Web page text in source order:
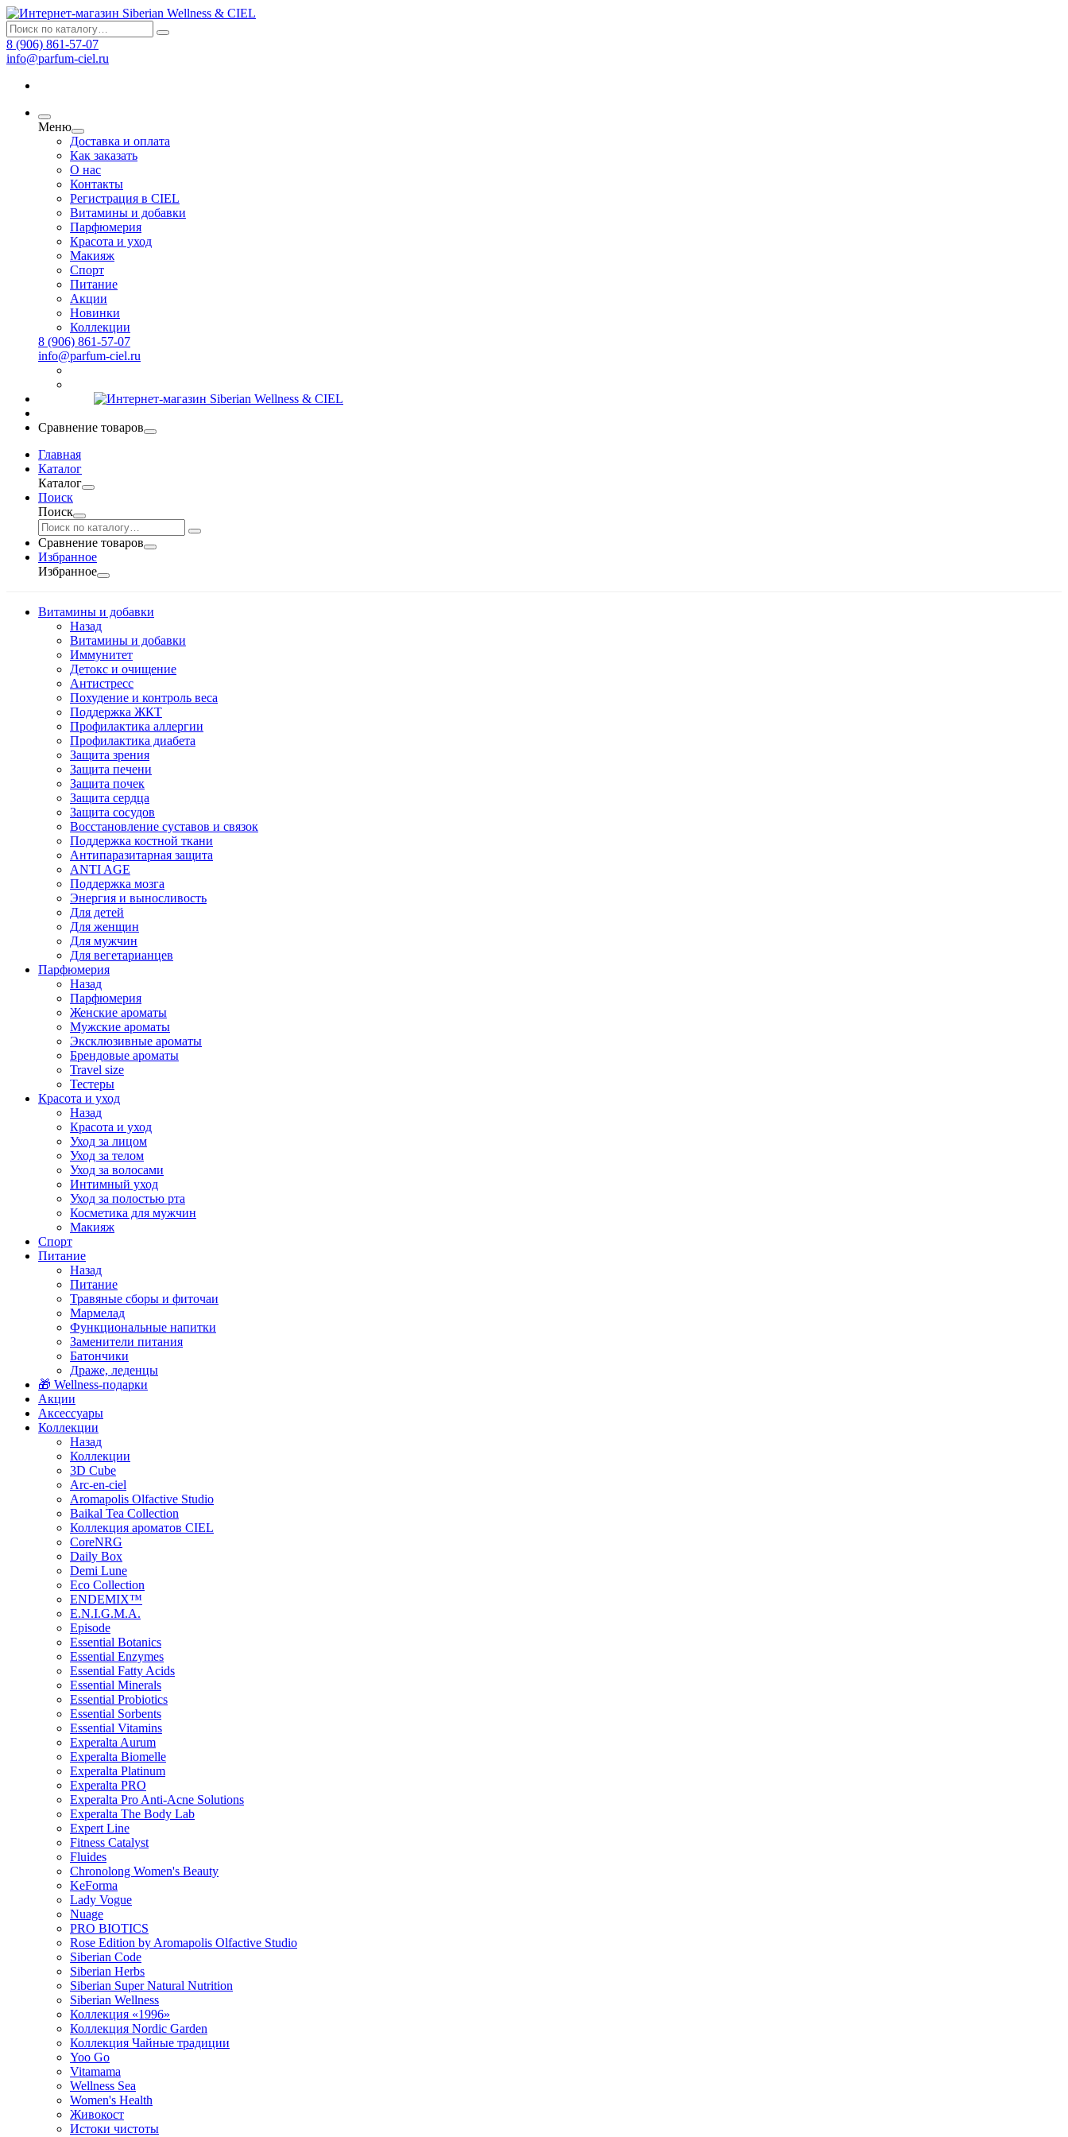
8 (906) 861-57-07
info@parfum-ciel.ru
Меню
Доставка и оплата
Как заказать
О нас
Контакты
Регистрация в CIEL
Витамины и добавки
Парфюмерия
Красота и уход
Макияж
Спорт
Питание
Акции
Новинки
Коллекции
8 (906) 861-57-07
info@parfum-ciel.ru
Сравнение товаров
Главная
Каталог
Каталог
Поиск
Поиск
Сравнение товаров
Избранное
Избранное
Витамины и добавки
Назад
Витамины и добавки
Иммунитет
Детокс и очищение
Антистресс
Похудение и контроль веса
Поддержка ЖКТ
Профилактика аллергии
Профилактика диабета
Защита зрения
Защита печени
Защита почек
Защита сердца
Защита сосудов
Восстановление суставов и связок
Поддержка костной ткани
Антипаразитарная защита
ANTI AGE
Поддержка мозга
Энергия и выносливость
Для детей
Для женщин
Для мужчин
Для вегетарианцев
Парфюмерия
Назад
Парфюмерия
Женские ароматы
Мужские ароматы
Эксклюзивные ароматы
Брендовые ароматы
Travel size
Тестеры
Красота и уход
Назад
Красота и уход
Уход за лицом
Уход за телом
Уход за волосами
Интимный уход
Уход за полостью рта
Косметика для мужчин
Макияж
Спорт
Питание
Назад
Питание
Травяные сборы и фиточаи
Мармелад
Функциональные напитки
Заменители питания
Батончики
Драже, леденцы
🎁 Wellness-подарки
Акции
Аксессуары
Коллекции
Назад
Коллекции
3D Cube
Arc-en-ciel
Aromapolis Olfactive Studio
Baikal Tea Collection
Коллекция ароматов CIEL
СoreNRG
Daily Box
Demi Lune
Eco Collection
ENDEMIX™
E.N.I.G.M.A.
Episode
Essential Botanics
Essential Enzymes
Essential Fatty Acids
Essential Minerals
Essential Probiotics
Essential Sorbents
Essential Vitamins
Experalta Aurum
Experalta Biomelle
Experalta Platinum
Experalta PRO
Experalta Pro Anti-Acne Solutions
Experalta The Body Lab
Expert Line
Fitness Catalyst
Fluides
Chronolong Women's Beauty
KeForma
Lady Vogue
Nuage
PRO BIOTICS
Rose Edition by Aromapolis Olfactive Studio
Siberian Code
Siberian Herbs
Siberian Super Natural Nutrition
Siberian Wellness
Коллекция «1996»
Коллекция Nordic Garden
Коллекция Чайные традиции
Yoo Go
Vitamama
Wellness Sea
Women's Health
Живокост
Истоки чистоты